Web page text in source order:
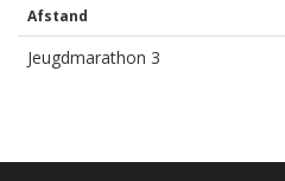
Afstand
Jeugdmarathon 3